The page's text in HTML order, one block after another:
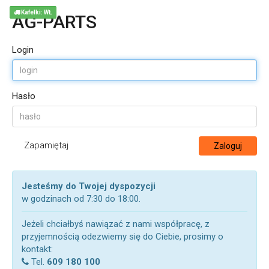
AG-PARTS
Login
Hasło
Zapamiętaj Zaloguj
Jesteśmy do Twojej dyspozycji
w godzinach od 7:30 do 18:00.
Jeżeli chciałbyś nawiązać z nami współpracę, z
przyjemnością odezwiemy się do Ciebie, prosimy o
kontakt:
Tel. 609 180 100
Kafelki: WŁ